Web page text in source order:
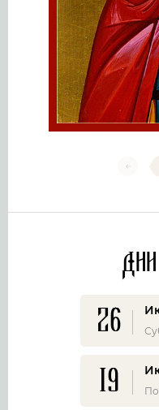
26
19